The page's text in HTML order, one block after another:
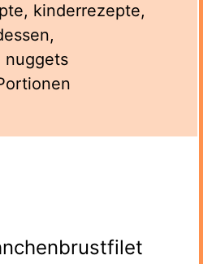
kinderrezepte,
nuggets